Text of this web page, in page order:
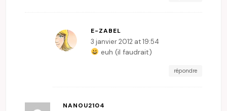
E-ZABEL
3 janvier 2012 at 19:54
euh (il faudrait)
répondre
NANOU2104